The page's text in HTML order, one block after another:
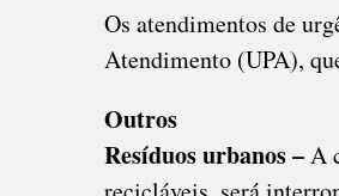
Os atendimentos de
Atendimento (UPA),
Outros
Resíduos urbanos –A